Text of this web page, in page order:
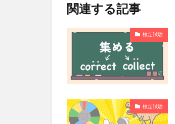
関連する記事
検定試験
検定試験